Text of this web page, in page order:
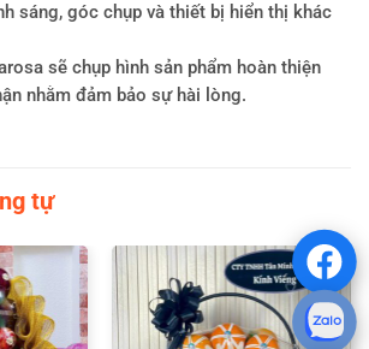
sáng, góc chụp và thiết bị hiển thị khác
sẽ chụp hình sản phẩm hoàn thiện
nhằm đảm bảo sự hài lòng.
đầu tiên nhận xét “Giỏ trái
tự